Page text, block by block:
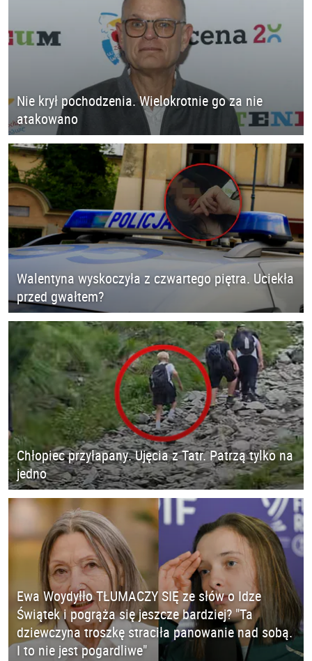
Nie krył pochodzenia. Wielokrotnie go za nie
atakowano
Walentyna wyskoczyła z czwartego piętra. Uciekła
przed gwałtem?
Chłopiec przyłapany. Ujęcia z Tatr. Patrzą tylko na
jedno
Ewa Woydyłło TŁUMACZY SIĘ ze słów o Idze
Świątek i pogrąża się jeszcze bardziej? "Ta
dziewczyna troszkę straciła panowanie nad sobą.
I to nie jest pogardliwe"